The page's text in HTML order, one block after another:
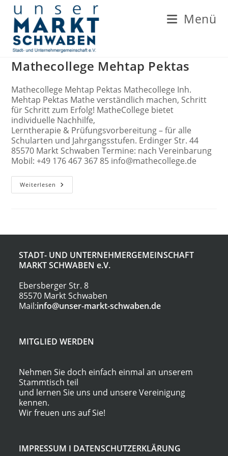
Zum
Inhalt
springen
Menü
Mathecollege Mehtap Pektas
Mathecollege Mehtap Pektas Mathecollege Inh.
Mehtap Pektas Mathe verständlich machen, Schritt
für Schritt zum Erfolg! MatheCollege bietet
individuelle Nachhilfe,
Lerntherapie & Prüfungsvorbereitung – für alle
Schularten und Jahrgangsstufen. Erdinger Str. 44
85570 Markt Schwaben Termine: nach Vereinbarung
Mobil: +49 176 467 367 85 info@mathecollege.de
Weiterlesen Mathecollege
Mehtap
STADT- UND UNTERNEHMERGEMEINSCHAFT
MARKT SCHWABEN e.V.
Ebersberger Str. 8
85570 Markt Schwaben
Mail:info@unser-markt-schwaben.de
MITGLIED WERDEN
Nehmen Sie doch einfach einmal an unserem
Stammtisch teil
und lernen Sie uns und unsere Vereinigung
kennen.
Wir freuen uns auf Sie!
IMPRESSUM I DATENSCHUTZERKLÄRUNG